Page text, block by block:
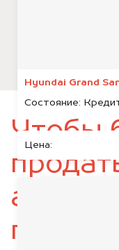
Hyundai Grand
Состояние:
Цена:
Чтобы